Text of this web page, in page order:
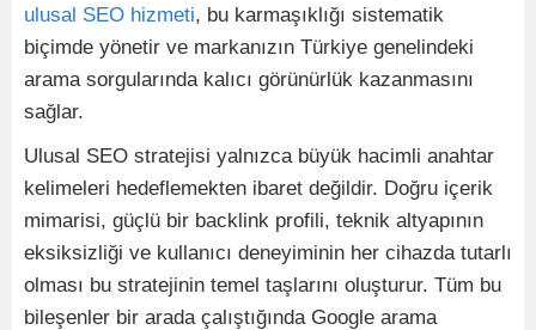
ulusal SEO hizmeti, bu karmaşıklığı sistematik
biçimde yönetir ve markanızın Türkiye genelindeki
arama sorgularında kalıcı görünürlük kazanmasını
sağlar.
Ulusal SEO stratejisi yalnızca büyük hacimli anahtar
kelimeleri hedeflemekten ibaret değildir. Doğru içerik
mimarisi, güçlü bir backlink profili, teknik altyapının
eksiksizliği ve kullanıcı deneyiminin her cihazda tutarlı
olması bu stratejinin temel taşlarını oluşturur. Tüm bu
bileşenler bir arada çalıştığında Google arama